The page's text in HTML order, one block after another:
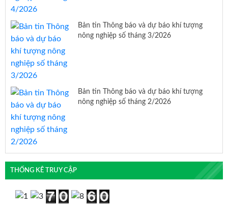
Bản tin Thông báo và dự báo khí tượng
nông nghiệp số tháng 3/2026
Bản tin Thông báo và dự báo khí tượng
nông nghiệp số tháng 2/2026
THỐNG KÊ TRUY CẬP